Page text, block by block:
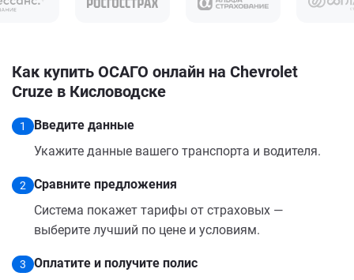
Как купить ОСАГО онлайн на Chevrolet
Cruze в Кисловодске
1
Введите данные
Укажите данные вашего транспорта и водителя.
2
Сравните предложения
Система покажет тарифы от страховых —
выберите лучший по цене и условиям.
3
Оплатите и получите полис